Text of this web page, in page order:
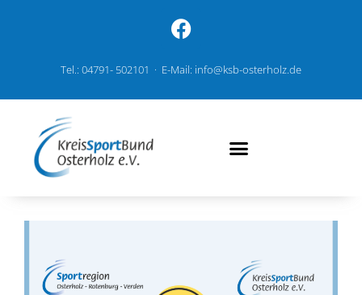
Tel.: 04791- 502101 · E-Mail: info@ksb-osterholz.de